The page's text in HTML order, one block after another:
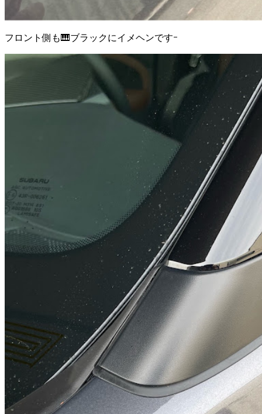
フロント側も🎹ブラックにイメヘンですｰ